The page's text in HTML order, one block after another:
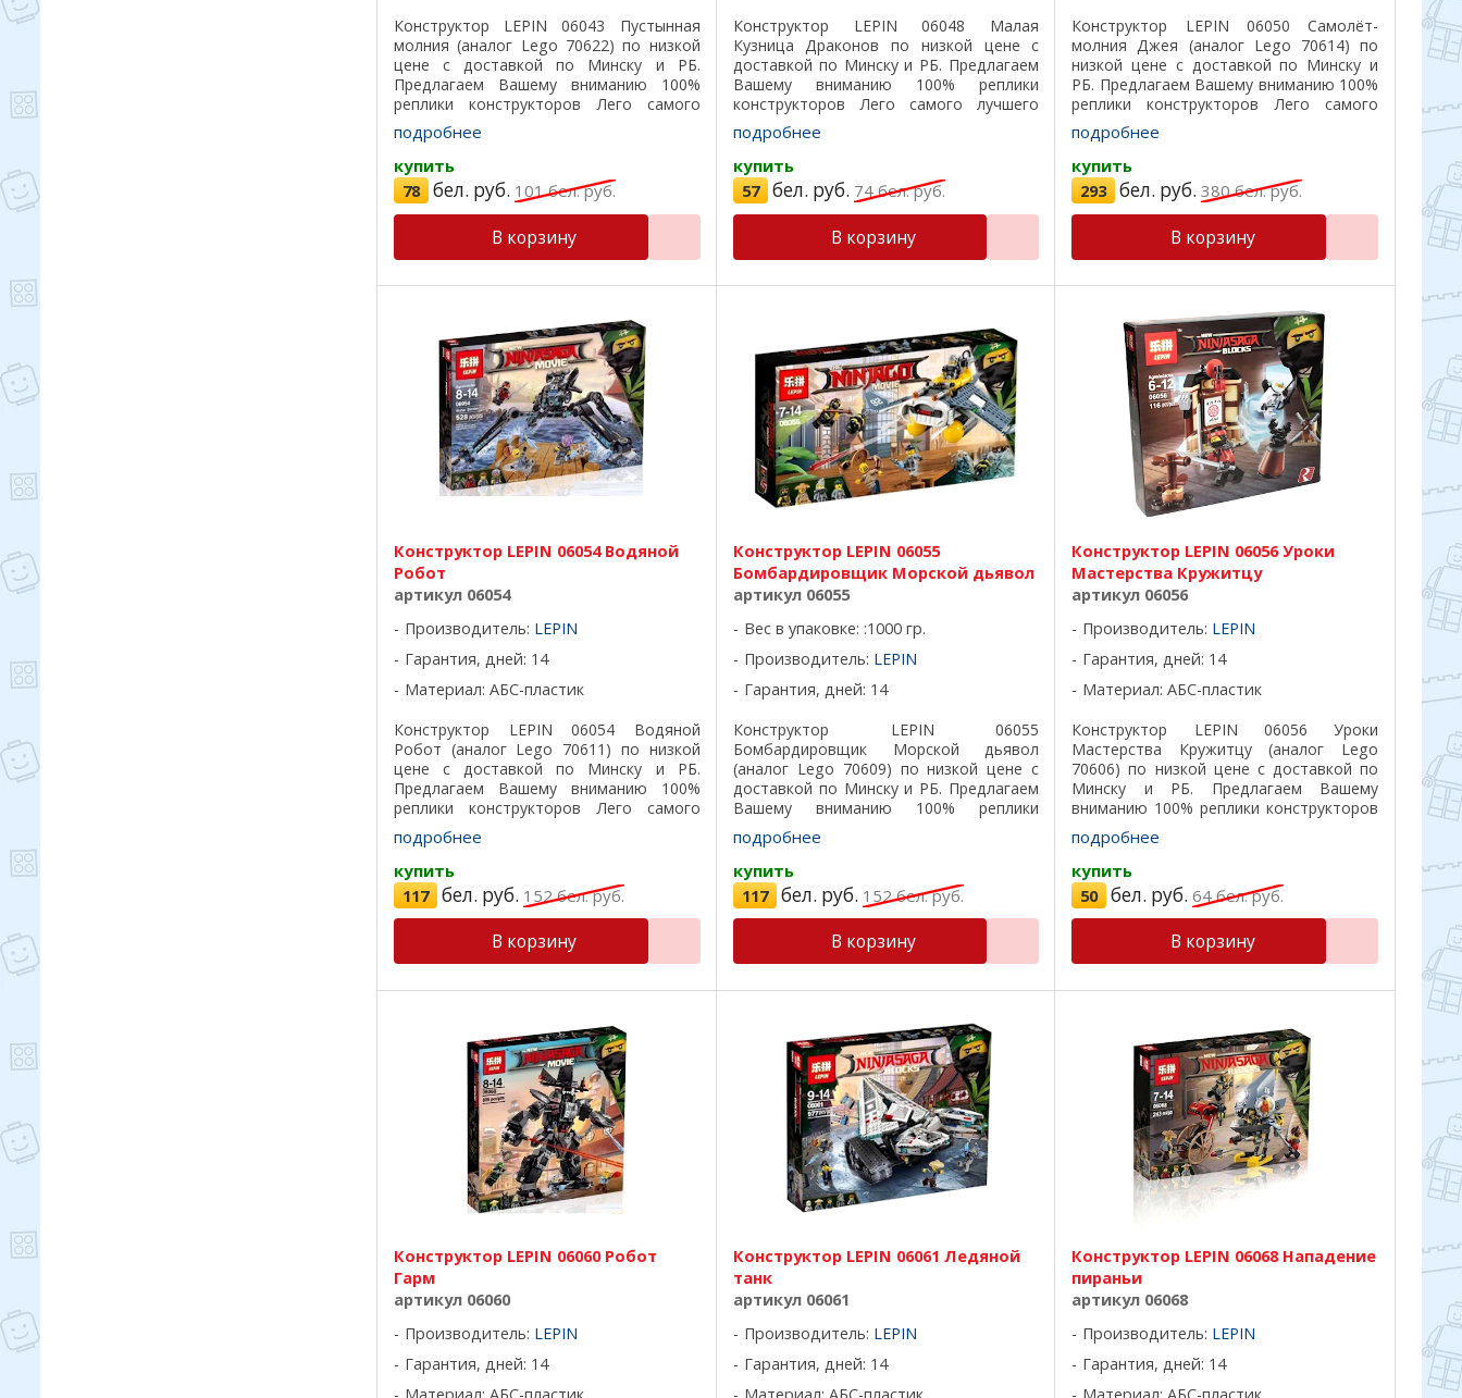
Конструктор LEPIN 06043 Пустынная
молния (аналог Lego 70622) по низкой
цене с доставкой по Минску и РБ.
Предлагаем Вашему вниманию 100%
реплики конструкторов Лего самого
лучшего качества, все детали подходят
на 100%, отличный пластик, красивая ...
подробнее
купить
78 бел. руб. 101бел. руб.
В корзину
Конструктор LEPIN 06048 Малая
Кузница Драконов по низкой цене с
доставкой по Минску и РБ. Предлагаем
Вашему вниманию 100% реплики
конструкторов Лего самого лучшего
качества, все детали подходят на 100%,
отличный пластик, красивая
подарочная коробка, ...
подробнее
купить
57 бел. руб. 74бел. руб.
В корзину
Конструктор LEPIN 06050 Самолёт-
молния Джея (аналог Lego 70614) по
низкой цене с доставкой по Минску и
РБ. Предлагаем Вашему вниманию 100%
реплики конструкторов Лего самого
лучшего качества, все детали подходят
на 100%, отличный пластик, красивая ...
подробнее
купить
293 бел. руб. 380бел. руб.
В корзину
Конструктор LEPIN 06054 Водяной
Робот
артикул 06054
Производитель: LEPIN
Гарантия, дней: 14
Материал: АБС-пластик
Конструктор LEPIN 06054 Водяной
Робот (аналог Lego 70611) по низкой
цене с доставкой по Минску и РБ.
Предлагаем Вашему вниманию 100%
реплики конструкторов Лего самого
лучшего качества, все детали подходят
на 100%, отличный пластик, красивая ...
подробнее
купить
117 бел. руб. 152бел. руб.
В корзину
Конструктор LEPIN 06055
Бомбардировщик Морской дьявол
артикул 06055
Вес в упаковке: :1000 гр.
Производитель: LEPIN
Гарантия, дней: 14
Конструктор LEPIN 06055
Бомбардировщик Морской дьявол
(аналог Lego 70609) по низкой цене с
доставкой по Минску и РБ. Предлагаем
Вашему вниманию 100% реплики
конструкторов Лего самого лучшего
качества, все детали подходят на 100%,
отличный пластик, ...
подробнее
купить
117 бел. руб. 152бел. руб.
В корзину
Конструктор LEPIN 06056 Уроки
Мастерства Кружитцу
артикул 06056
Производитель: LEPIN
Гарантия, дней: 14
Материал: АБС-пластик
Конструктор LEPIN 06056 Уроки
Мастерства Кружитцу (аналог Lego
70606) по низкой цене с доставкой по
Минску и РБ. Предлагаем Вашему
вниманию 100% реплики конструкторов
Лего самого лучшего качества, все
детали подходят на 100%, отличный
пластик, ...
подробнее
купить
50 бел. руб. 64бел. руб.
В корзину
Конструктор LEPIN 06060 Робот
Гарм
артикул 06060
Производитель: LEPIN
Гарантия, дней: 14
Конструктор LEPIN 06061 Ледяной
танк
артикул 06061
Производитель: LEPIN
Гарантия, дней: 14
Конструктор LEPIN 06068 Нападение
пираньи
артикул 06068
Производитель: LEPIN
Гарантия, дней: 14